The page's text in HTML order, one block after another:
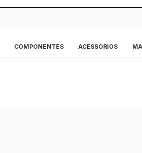
COMPONENTES ACESSÓRIOS